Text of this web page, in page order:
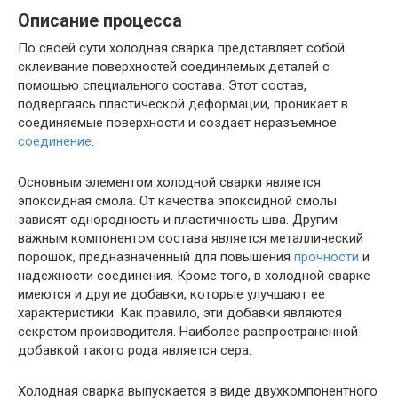
Описание процесса
По своей сути холодная сварка представляет собой
склеивание поверхностей соединяемых деталей с
помощью специального состава. Этот состав,
подвергаясь пластической деформации, проникает в
соединяемые поверхности и создает неразъемное
соединение
Основным элементом холодной сварки является
эпоксидная смола. От качества эпоксидной смолы
зависят однородность и пластичность шва. Другим
важным компонентом состава является металлический
порошок, предназначенный для повышения прочности и
надежности соединения. Кроме того, в холодной сварке
имеются и другие добавки, которые улучшают ее
характеристики. Как правило, эти добавки являются
секретом производителя. Наиболее распространенной
добавкой такого рода является сера.
Холодная сварка выпускается в виде двухкомпонентного